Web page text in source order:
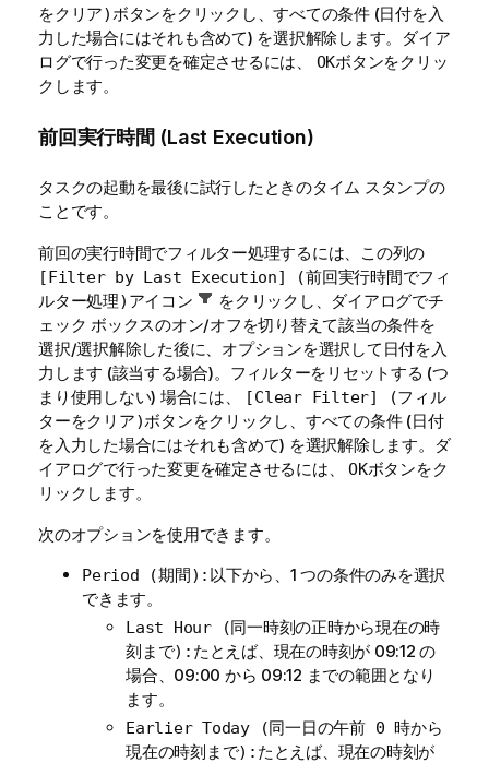
をクリア)ボタンをクリックし、すべての条件 (日付を入
力した場合にはそれも含めて) を選択解除します。ダイア
ログで行った変更を確定させるには、 OKボタンをクリッ
クします。
前回実行時間 (Last Execution)
タスクの起動を最後に試行したときのタイム スタンプの
ことです。
前回の実行時間でフィルター処理するには、この列の
[Filter by Last Execution] (前回実行時間でフィ
ルター処理) アイコン
をクリックし、ダイアログでチ
ェック ボックスのオン/オフを切り替えて該当の条件を
選択/選択解除した後に、オプションを選択して日付を入
力します (該当する場合)。フィルターをリセットする (つ
まり使用しない) 場合には、
[Clear Filter] (フィル
ターをクリア)ボタンをクリックし、すべての条件 (日付
を入力した場合にはそれも含めて) を選択解除します。ダ
イアログで行った変更を確定させるには、 OKボタンをク
リックします。
次のオプションを使用できます。
Period (期間): 以下から、1 つの条件のみを選択
できます。
Last Hour (同一時刻の正時から現在の時
刻まで): たとえば、現在の時刻が 09:12 の
場合、09:00 から 09:12 までの範囲となり
ます。
Earlier Today (同一日の午前 0 時から
現在の時刻まで): たとえば、現在の時刻が